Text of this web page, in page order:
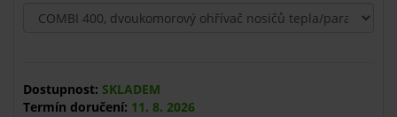
Dostupnost: SKLADEM
Termín doručení: 11. 8. 2026